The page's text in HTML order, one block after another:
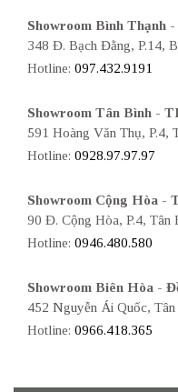
Showroom Bình Thạnh
348 Đ. Bạch Đằng, P.14,
Hotline: 097.432.9191
Showroom Tân Bình -
591 Hoàng Văn Thụ, P.4,
Hotline: 0928.97.97.97
Showroom Cộng Hòa -
90 Đ. Cộng Hòa, P.4, Tân
Hotline: 0946.480.580
Showroom Biên Hòa -
452 Nguyễn Ái Quốc,
Hotline: 0966.418.365